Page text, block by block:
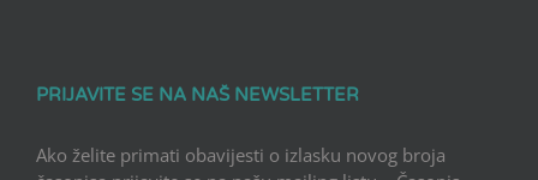
PRIJAVITE SE NA NAŠ NEWSLETTER
Ako želite primati obavijesti o izlasku novog broja